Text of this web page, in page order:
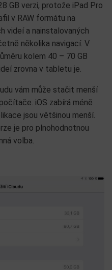
GB verzi, protože iPad Pro
v RAW formátu na
videí a nainstalovaných
několika navigací. V
kolem 40 – 70 GB
zrovna v tabletu je.
vám může stačit menší
iOS zabírá méně
jsou většinou menší.
je pro plnohodnotnou
volba.